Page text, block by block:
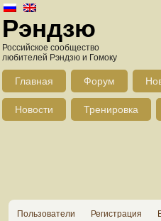
Рэндзю
Российское сообщество
любителей Рэндзю и Гомоку
Главная Форум
Новости Тренировка
Пользователи Регистрация